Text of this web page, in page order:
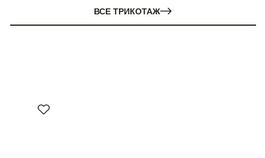
ВСЕ ТРИКОТАЖ